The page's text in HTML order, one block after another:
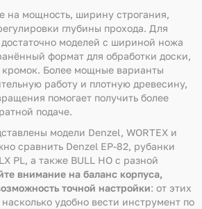
на мощность, ширину строгания,
глубины прохода. Для
достаточно моделей с шириной ножа
формат для обработки доски,
Более мощные варианты
работу и плотную древесину,
помогает получить более
подаче.
модели Denzel, WORTEX и
сравнить Denzel EP-82, рубанки
PL, а также BULL HO с разной
внимание на баланс корпуса,
точной настройки: от этих
удобно вести инструмент по